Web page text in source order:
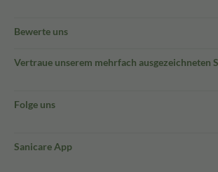
Bewerte uns
Vertraue unserem mehrfach ausgezeichneten
Folge uns
Sanicare App